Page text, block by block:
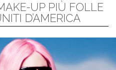
UP PIÙ FOLLE
D’AMERICA